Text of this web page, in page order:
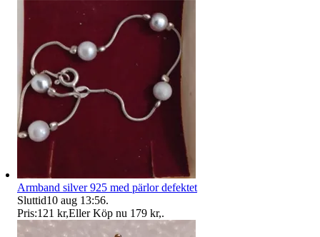
Armband silver 925 med pärlor defektet
Sluttid10 aug 13:56.
Pris:121 kr,Eller Köp nu 179 kr,.